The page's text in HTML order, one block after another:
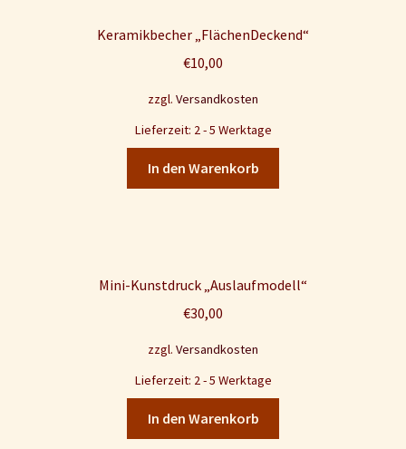
Keramikbecher „FlächenDeckend“
€10,00
zzgl. Versandkosten
Lieferzeit: 2 - 5 Werktage
In den Warenkorb
Mini-Kunstdruck „Auslaufmodell“
€30,00
zzgl. Versandkosten
Lieferzeit: 2 - 5 Werktage
In den Warenkorb